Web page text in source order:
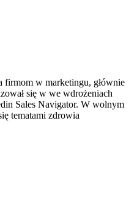
firmom w marketingu, głównie
się w we wdrożeniach
Sales Navigator. W wolnym
tematami zdrowia